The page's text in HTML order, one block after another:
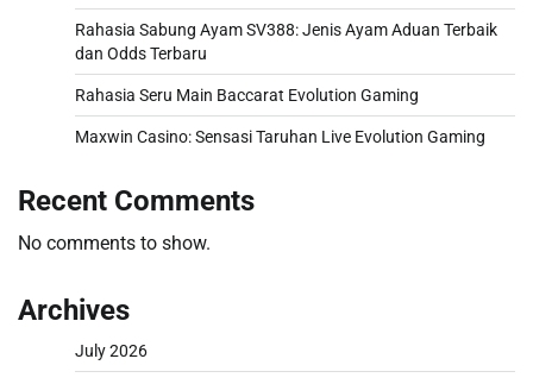
Rahasia Sabung Ayam SV388: Jenis Ayam Aduan Terbaik
dan Odds Terbaru
Rahasia Seru Main Baccarat Evolution Gaming
Maxwin Casino: Sensasi Taruhan Live Evolution Gaming
Recent Comments
No comments to show.
Archives
July 2026